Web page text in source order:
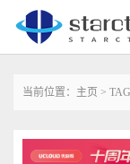
当前位置： 主页 >